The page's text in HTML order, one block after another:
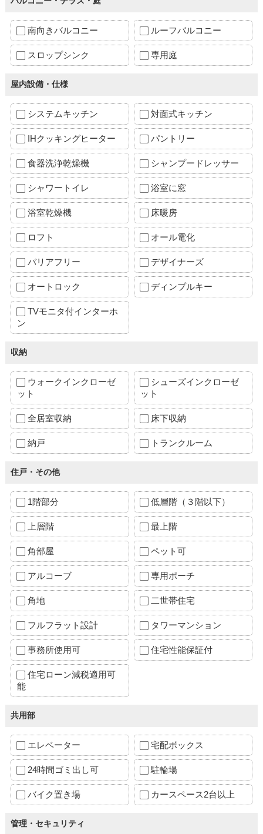
南向きバルコニー ルーフバルコニー
スロップシンク 専用庭
屋内設備・仕様
システムキッチン 対面式キッチン
IHクッキングヒーター パントリー
食器洗浄乾燥機 シャンプードレッサー
シャワートイレ 浴室に窓
浴室乾燥機 床暖房
ロフト オール電化
バリアフリー デザイナーズ
オートロック ディンプルキー
TVモニタ付インターホ
ン
収納
ウォークインクローゼ
ット
シューズインクローゼ
ット
全居室収納 床下収納
納戸 トランクルーム
住戸・その他
1階部分 低層階（３階以下）
上層階 最上階
角部屋 ペット可
アルコーブ 専用ポーチ
角地 二世帯住宅
フルフラット設計 タワーマンション
事務所使用可 住宅性能保証付
住宅ローン減税適用可
能
共用部
エレベーター 宅配ボックス
24時間ゴミ出し可 駐輪場
バイク置き場 カースペース2台以上
管理・セキュリティ